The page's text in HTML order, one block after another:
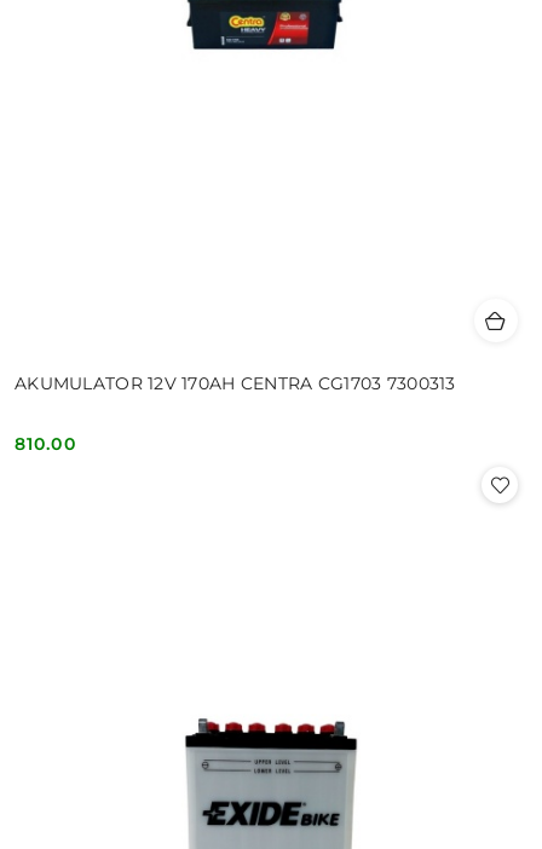
AKUMULATOR 12V 170AH CENTRA CG1703 7300313
Cena:
810.00